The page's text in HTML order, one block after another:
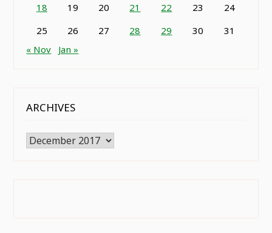
18
19 20 21 22 23
24
25
26 27 28 29 30
31
« Nov
Jan »
ARCHIVES
Archives